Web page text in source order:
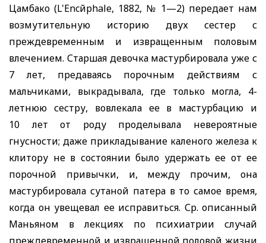
Цамбако (L'Encйphale, 1882, № 1—2) передает нам
возмутительную историю двух сестер с
преждевременным и извращенным половым
влечением. Старшая девочка мастурбировала уже с
7 лет, предаваясь порочным действиям с
мальчиками, выкрадывала, где только могла, 4-
летнюю сестру, вовлекала ее в мастурбацию и
10 лет от роду проделывала невероятные
гнусности; даже прикладывание каленого железа к
клитору не в состоянии было удержать ее от ее
порочной привычки, и, между прочим, она
мастурбировала сутаной патера в то самое время,
когда он увещевал ее исправиться. Ср. описанный
Маньяном
в лекциях по психиатрии случай